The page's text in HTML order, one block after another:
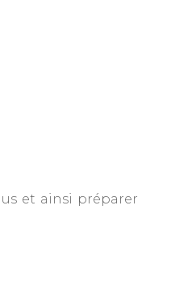
et ainsi préparer